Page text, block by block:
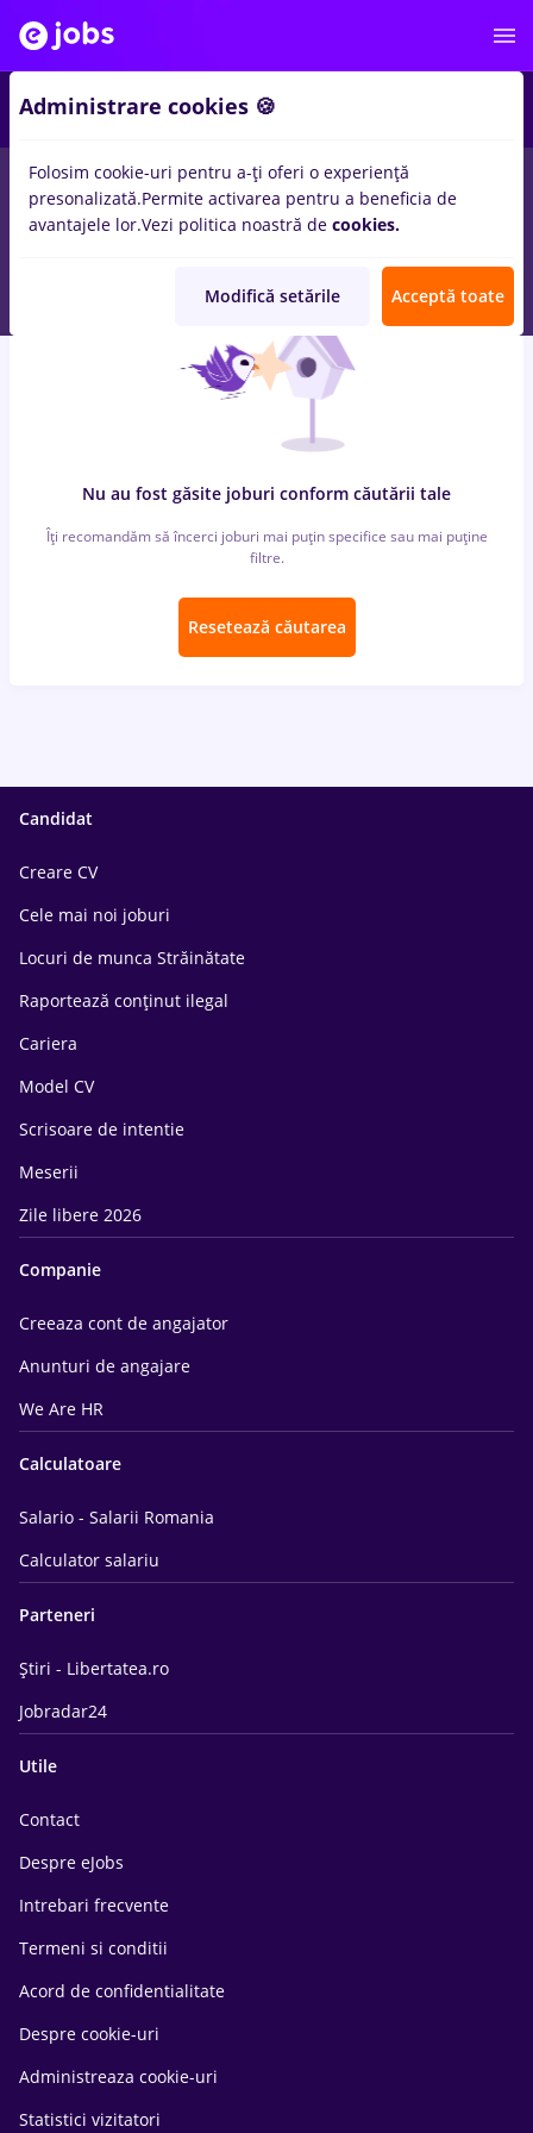
locuri de muncaprime kapital, Part timeinStrainatate
pentruStudent, Entry-Level (< 2 ani)inTransport / Distributie,
IT / Telecom
Nu au fost găsite joburi conform căutării tale
Îți recomandăm să încerci joburi mai puțin specifice sau mai puține
filtre.
Resetează căutarea
Candidat
Creare CV
Cele mai noi joburi
Locuri de munca Străinătate
Raportează conținut ilegal
Cariera
Model CV
Scrisoare de intentie
Meserii
Zile libere 2026
Companie
Creeaza cont de angajator
Anunturi de angajare
We Are HR
Calculatoare
Salario - Salarii Romania
Calculator salariu
Parteneri
Știri - Libertatea.ro
Jobradar24
Utile
Contact
Despre eJobs
Intrebari frecvente
Termeni si conditii
Acord de confidentialitate
Despre cookie-uri
Administreaza cookie-uri
Statistici vizitatori
Administrare cookies 🍪
Folosim cookie-uri pentru a-ți oferi o experiență
presonalizată.Permite activarea pentru a beneficia de
avantajele lor.Vezi politica noastră de cookies.
Modifică setările Acceptă toate